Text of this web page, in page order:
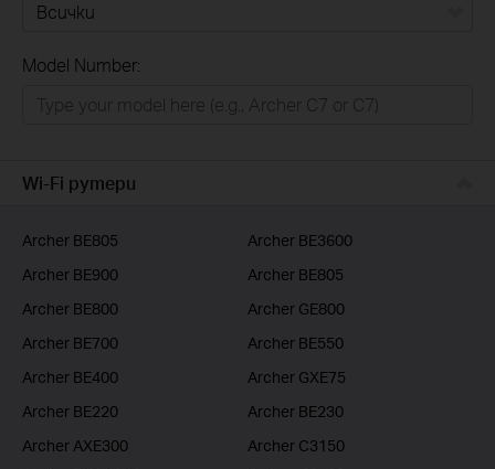
Бизнес решения
Model Number:
Wi-Fi рутери
Archer BE805
Archer BE3600
Archer BE900
Archer BE805
Archer BE800
Archer GE800
Archer BE700
Archer BE550
Archer BE400
Archer GXE75
Archer BE220
Archer BE230
Archer AXE300
Archer C3150